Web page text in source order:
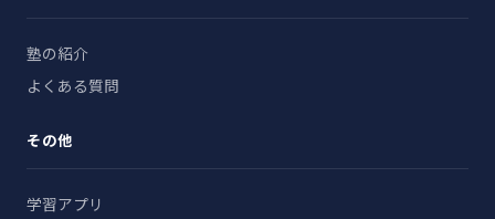
塾の紹介
よくある質問
その他
学習アプリ